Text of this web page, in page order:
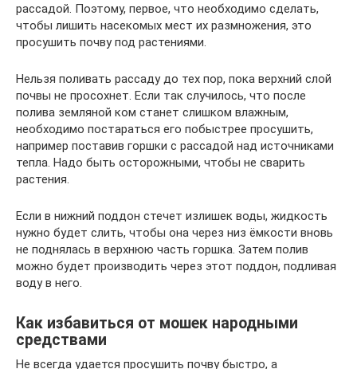
рассадой. Поэтому, первое, что необходимо сделать,
чтобы лишить насекомых мест их размножения, это
просушить почву под растениями.
Нельзя поливать рассаду до тех пор, пока верхний слой
почвы не просохнет. Если так случилось, что после
полива земляной ком станет слишком влажным,
необходимо постараться его побыстрее просушить,
например поставив горшки с рассадой над источниками
тепла. Надо быть осторожными, чтобы не сварить
растения.
Если в нижний поддон стечет излишек воды, жидкость
нужно будет слить, чтобы она через низ ёмкости вновь
не поднялась в верхнюю часть горшка. Затем полив
можно будет производить через этот поддон, подливая
воду в него.
Как избавиться от мошек народными
средствами
Не всегда удается просушить почву быстро, а